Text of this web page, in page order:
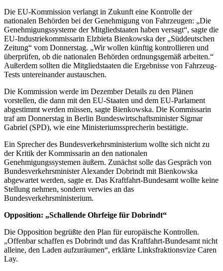
Die EU-Kommission verlangt in Zukunft eine Kontrolle der
nationalen Behörden bei der Genehmigung von Fahrzeugen: „Die
Genehmigungssysteme der Mitgliedstaaten haben versagt“, sagte die
EU-Industriekommissarin Elzbieta Bienkowska der „Süddeutschen
Zeitung“ vom Donnerstag. „Wir wollen künftig kontrollieren und
überprüfen, ob die nationalen Behörden ordnungsgemäß arbeiten.“
Außerdem sollten die Mitgliedstaaten die Ergebnisse von Fahrzeug-
Tests untereinander austauschen.
Die Kommission werde im Dezember Details zu den Plänen
vorstellen, die dann mit den EU-Staaten und dem EU-Parlament
abgestimmt werden müssen, sagte Bienkowska. Die Kommissarin
traf am Donnerstag in Berlin Bundeswirtschaftsminister Sigmar
Gabriel (SPD), wie eine Ministeriumssprecherin bestätigte.
Ein Sprecher des Bundesverkehrsministerium wollte sich nicht zu
der Kritik der Kommissarin an den nationalen
Genehmigungssystemen äußern. Zunächst solle das Gespräch von
Bundesverkehrsminister Alexander Dobrindt mit Bienkowska
abgewartet werden, sagte er. Das Kraftfahrt-Bundesamt wollte keine
Stellung nehmen, sondern verwies an das
Bundesverkehrsministerium.
Opposition: „Schallende Ohrfeige für Dobrindt“
Die Opposition begrüßte den Plan für europäische Kontrollen.
„Offenbar schaffen es Dobrindt und das Kraftfahrt-Bundesamt nicht
alleine, den Laden aufzuräumen“, erklärte Linksfraktionsvize Caren
Lay.